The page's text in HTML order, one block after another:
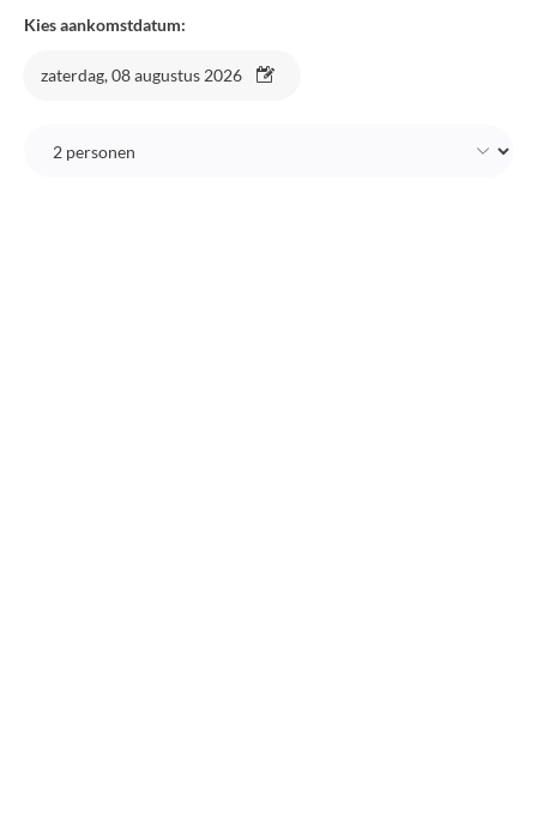
Kies aankomstdatum:
zaterdag, 08 augustus 2026